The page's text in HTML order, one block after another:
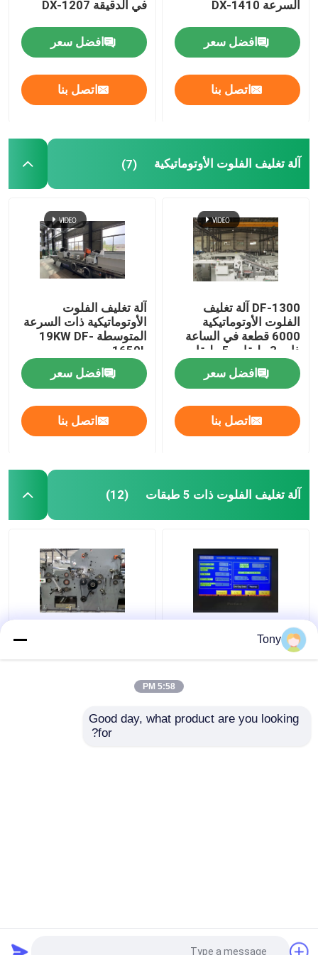
السرعة DX-1410
افضل سعر
اتصل بنا
في الدقيقة DX-1207
افضل سعر
اتصل بنا
آلة تغليف الفلوت الأوتوماتيكية (7)
DF-1300 آلة تغليف
الفلوت الأوتوماتيكية
6000 قطعة في الساعة
ذات 3 طبقات 5 طبقات
افضل سعر
اتصل بنا
آلة تغليف الفلوت
الأوتوماتيكية ذات السرعة
المتوسطة 19KW DF-
1650L
افضل سعر
اتصل بنا
آلة تغليف الفلوت ذات 5 طبقات (12)
آلة تغليف الفلوت
الأوتوماتيكية ذات
5000 قطعة / ساعة DW-
Tony
5:58 PM
Good day, what product are you looking
for?